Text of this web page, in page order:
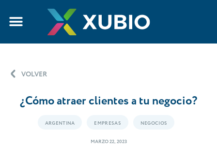
VOLVER
¿Cómo atraer clientes a tu negocio?
ARGENTINA EMPRESAS NEGOCIOS
MARZO 22, 2023